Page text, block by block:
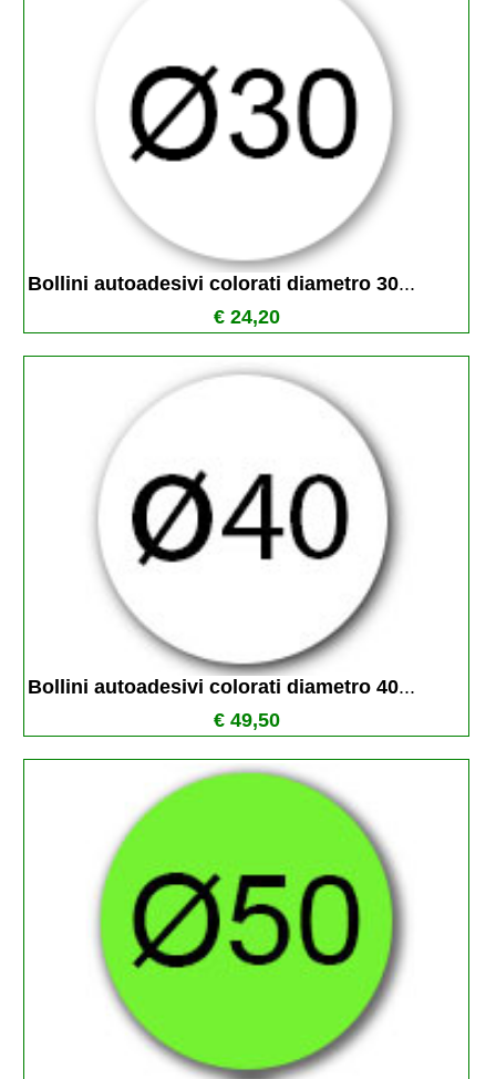
Bollini autoadesivi colorati diametro 30...
€ 24,20
Bollini autoadesivi colorati diametro 40...
€ 49,50